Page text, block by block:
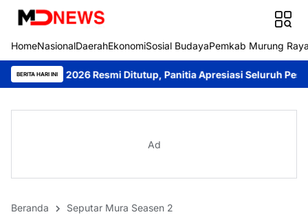
HomeNasionalDaerahEkonomiSosial BudayaPemkab Murung
BERITA HARI INI
Resmi Ditutup, Panitia Apresiasi Seluruh Peserta
Ad
Beranda Seputar Mura Seasen 2